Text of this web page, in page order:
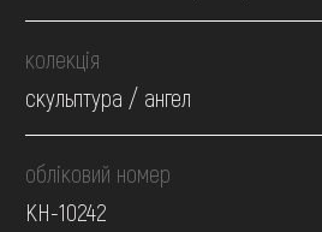
колекція
скульптура / ангел
обліковий номер
КН-10242